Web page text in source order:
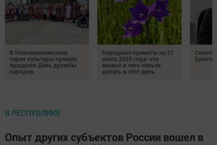
В Новошешминском
парке культуры прошёл
праздник День дружбы
народов
Народные приметы на 31
июля 2026 года: что
можно и чего нельзя
делать в этот день
В РЕСПУБЛИКЕ
Опыт других субъектов России вошел в